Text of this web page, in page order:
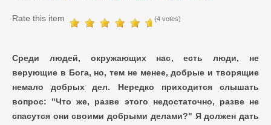
Rate this item (4 votes)
Среди людей, окружающих нас, есть люди, не
верующие в Бога, но, тем не менее, добрые и творящие
немало добрых дел. Нередко приходится слышать
вопрос: "Что же, разве этого недостаточно, разве не
спасутся они своими добрыми делами?" Я должен дать